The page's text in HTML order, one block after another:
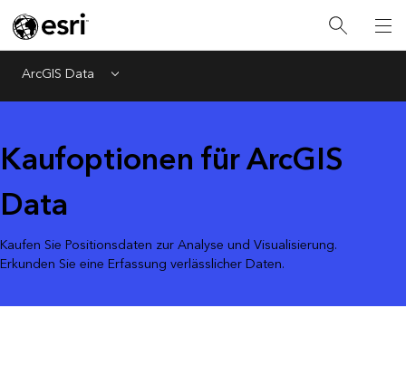
ArcGIS Data Menu
Kaufoptionen für ArcGIS
Data
Kaufen Sie Positionsdaten zur Analyse und Visualisierung.
Erkunden Sie eine Erfassung verlässlicher Daten.